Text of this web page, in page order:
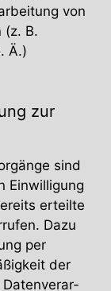
von
(z. B.
Ä.)
zur
sind
Einwil­ligung
erteilte
Dazu
per
der
Daten­ver­ar­